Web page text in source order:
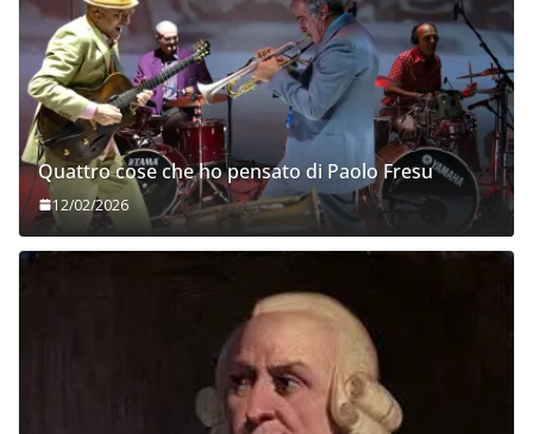
Quattro cose che ho pensato di Paolo Fresu
12/02/2026